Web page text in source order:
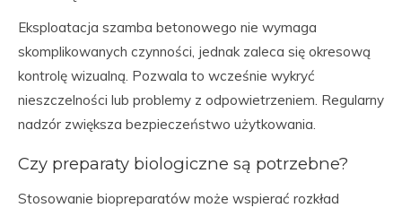
Eksploatacja szamba betonowego nie wymaga
skomplikowanych czynności, jednak zaleca się okresową
kontrolę wizualną. Pozwala to wcześnie wykryć
nieszczelności lub problemy z odpowietrzeniem. Regularny
nadzór zwiększa bezpieczeństwo użytkowania.
Czy preparaty biologiczne są potrzebne?
Stosowanie biopreparatów może wspierać rozkład